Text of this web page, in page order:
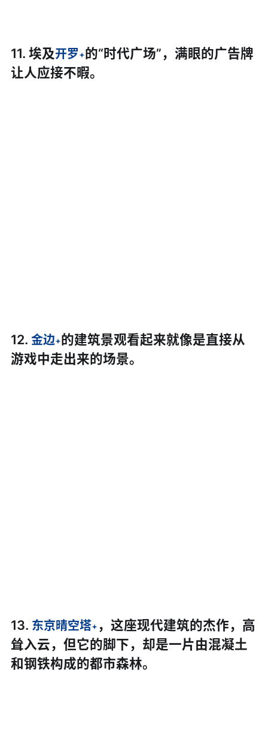
11. 埃及开罗 的“时代广场”，满眼的广告牌
让人应接不暇。
12. 金边 的建筑景观看起来就像是直接从
游戏中走出来的场景。
13. 东京晴空塔 ，这座现代建筑的杰作，高
耸入云，但它的脚下，却是一片由混凝土
和钢铁构成的都市森林。